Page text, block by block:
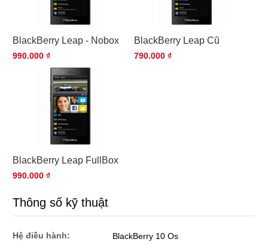
BlackBerry Leap - Nobox
990.000 ₫
BlackBerry Leap Cũ
790.000 ₫
BlackBerry Leap FullBox
990.000 ₫
Thông số kỹ thuật
Hệ điều hành: BlackBerry 10 Os